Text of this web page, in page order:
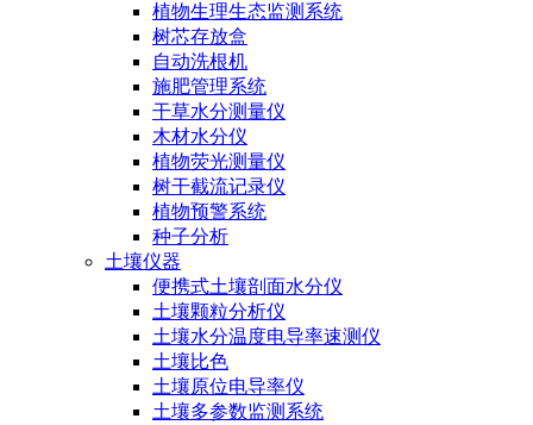
植物生理生态监测系统
树芯存放盒
自动洗根机
施肥管理系统
干草水分测量仪
木材水分仪
植物荧光测量仪
树干截流记录仪
植物预警系统
种子分析
土壤仪器
便携式土壤剖面水分仪
土壤颗粒分析仪
土壤水分温度电导率速测仪
土壤比色
土壤原位电导率仪
土壤多参数监测系统